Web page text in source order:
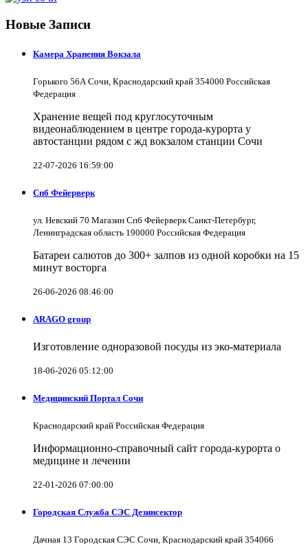
Новые Записи
Камера Хранения Вокзала
Горького 56А Сочи, Краснодарский край 354000 Российская
Федерация
Хранение вещей под круглосуточным
видеонаблюдением в центре города-курорта у
автостанции рядом с жд вокзалом станции Сочи
22-07-2026 16:59:00
Спб Фейерверк
ул. Невский 70 Магазин Спб Фейерверк Санкт-Петербург,
Ленинградская область 190000 Российская Федерация
Батареи салютов до 300+ залпов из одной коробки на 15
минут восторга
26-06-2026 08:46:00
ARAGO group
Изготовление одноразовой посуды из эко-материала
18-06-2026 05:12:00
Медицинский Портал Сочи
Краснодарский край Российская Федерация
Информационно-справочный сайт города-курорта о
медицине и лечении
22-01-2026 07:00:00
Городская Служба СЭС Дезинсектор
Дачная 13 Городская СЭС Сочи, Краснодарский край 354066